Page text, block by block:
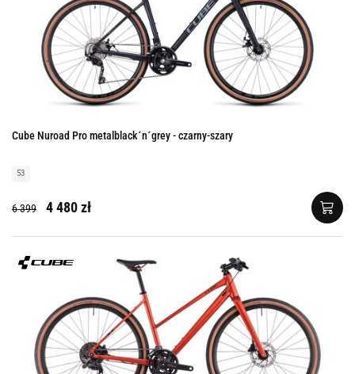
Cube Nuroad Pro metalblack´n´grey - czarny-szary
53
6 399 4 480 zł